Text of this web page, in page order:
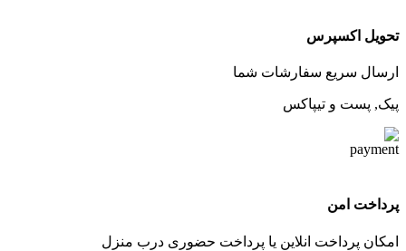
تحویل اکسپرس
ارسال سریع سفارشات شما
پیک, پست و تیپاکس
پرداخت امن
امکان پرداخت انلاین یا پرداخت حضوری درب منزل